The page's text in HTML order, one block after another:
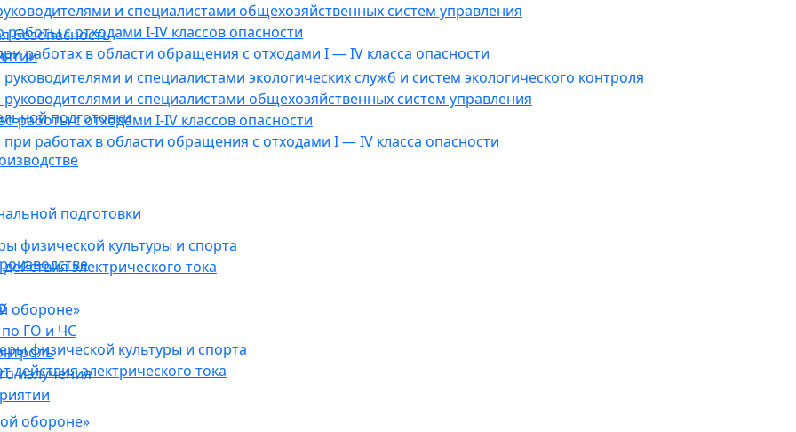
и специалистами общехозяйственных систем управления
с отходами I-IV классов опасности
работах в области обращения с отходами I — IV класса опасности
подготовки
физической культуры и спорта
электрического тока
обороне»
ГО и ЧС
излучения
безопасность
и специалистами экологических служб и систем экологического контроля
и специалистами общехозяйственных систем управления
работы с отходами I-IV классов опасности
работах в области обращения с отходами I — IV класса опасности
подготовки
физической культуры и спорта
электрического тока
обороне»